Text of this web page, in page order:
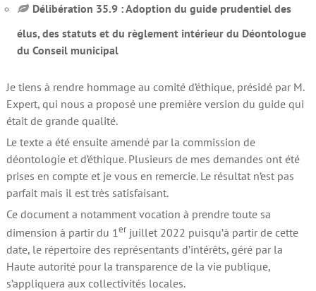
Délibération 35.9 : Adoption du guide prudentiel des
élus, des statuts et du règlement intérieur du Déontologue
du Conseil municipal
Je tiens à rendre hommage au comité d’éthique, présidé par M.
Expert, qui nous a proposé une première version du guide qui
était de grande qualité.
Le texte a été ensuite amendé par la commission de
déontologie et d’éthique. Plusieurs de mes demandes ont été
prises en compte et je vous en remercie. Le résultat n’est pas
parfait mais il est très satisfaisant.
Ce document a notamment vocation à prendre toute sa
dimension à partir du 1erjuillet 2022 puisqu’à partir de cette
date, le répertoire des représentants d’intérêts, géré par la
Haute autorité pour la transparence de la vie publique,
s’appliquera aux collectivités locales.